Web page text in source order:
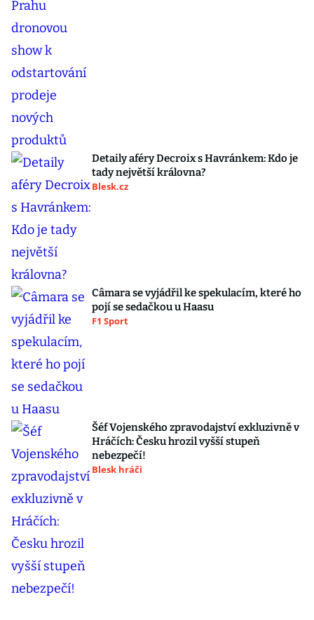
Detaily aféry Decroix s Havránkem: Kdo je
tady největší královna?
Blesk.cz
Câmara se vyjádřil ke spekulacím, které ho
pojí se sedačkou u Haasu
F1 Sport
Šéf Vojenského zpravodajství exkluzivně v
Hráčích: Česku hrozil vyšší stupeň
nebezpečí!
Blesk hráči